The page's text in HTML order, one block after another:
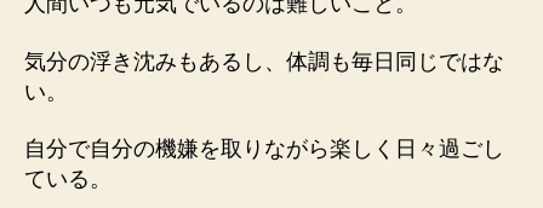
気分の浮き沈みもあるし、体調も毎日同じではな
い。
自分で自分の機嫌を取りながら楽しく日々過ごし
ている。